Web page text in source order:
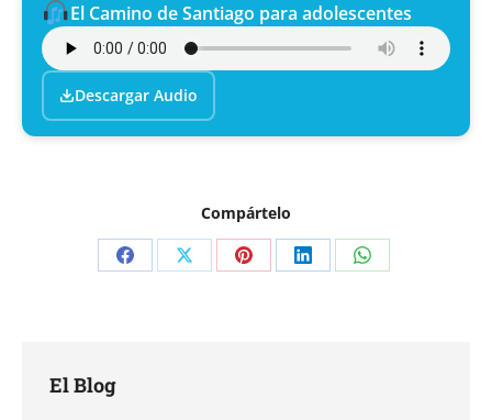
El Camino de Santiago para adolescentes
Descargar Audio
Compártelo
CompartirCompartirCompartirCompartirCompartir
El Blog